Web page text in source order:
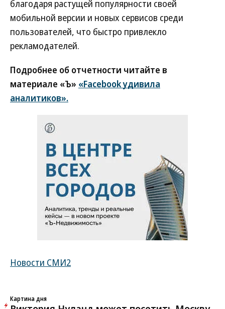
благодаря растущей популярности своей
мобильной версии и новых сервисов среди
пользователей, что быстро привлекло
рекламодателей.
Подробнее об отчетности читайте в
материале «Ъ» «Facebook удивила
аналитиков».
Новости СМИ2
Картина дня